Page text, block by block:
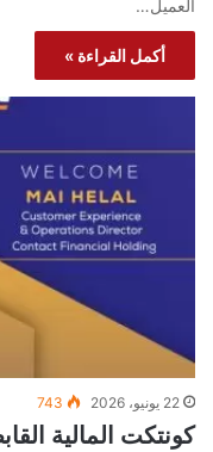
العميل…
أكمل القراءة »
22 يونيو، 2026 743
كونتكت المالية